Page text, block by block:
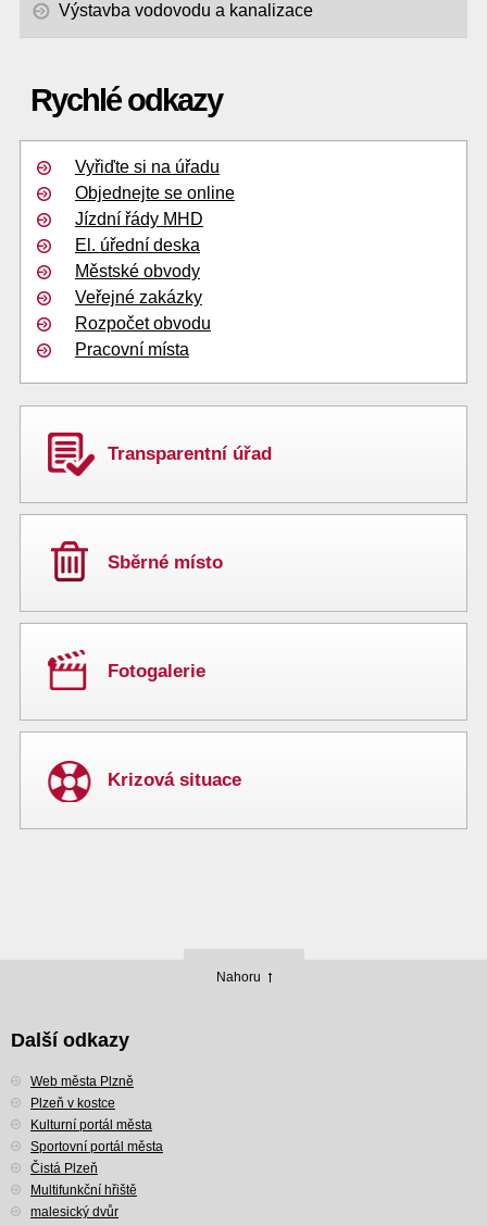
Výstavba vodovodu a kanalizace
Rychlé odkazy
Vyřiďte si na úřadu
Objednejte se online
Jízdní řády MHD
El. úřední deska
Městské obvody
Veřejné zakázky
Rozpočet obvodu
Pracovní místa
Transparentní úřad
Sběrné místo
Fotogalerie
Krizová situace
Nahoru
Další odkazy
Web města Plzně
Plzeň v kostce
Kulturní portál města
Sportovní portál města
Čistá Plzeň
Multifunkční hřiště
malesický dvůr